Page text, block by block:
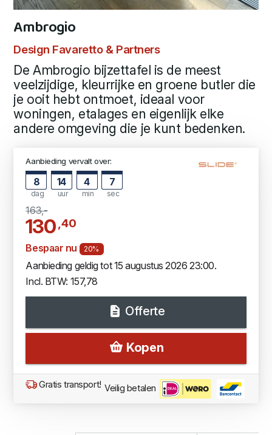
Ambrogio
Design Favaretto & Partners
De Ambrogio bijzettafel is de meest
veelzijdige, kleurrijke en groene butler die
je ooit hebt ontmoet, ideaal voor
woningen, etalages en eigenlijk elke
andere omgeving die je kunt bedenken.
Aanbieding vervalt over:
8
dag
14
uur
4
min
6
sec
163,-
130,40
Bespaar nu 20%
Aanbieding geldig tot 15 augustus 2026 23:00.
Incl. BTW: 157,78
Offerte
Kopen
Gratis transport! Veilig betalen